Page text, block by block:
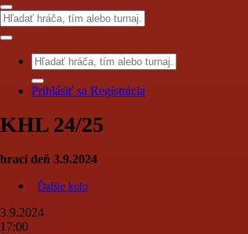
Prihlásiť sa Registrácia
KHL 24/25
hrací deň 3.9.2024
Ďalšie kolo
3.9.2024
17:00